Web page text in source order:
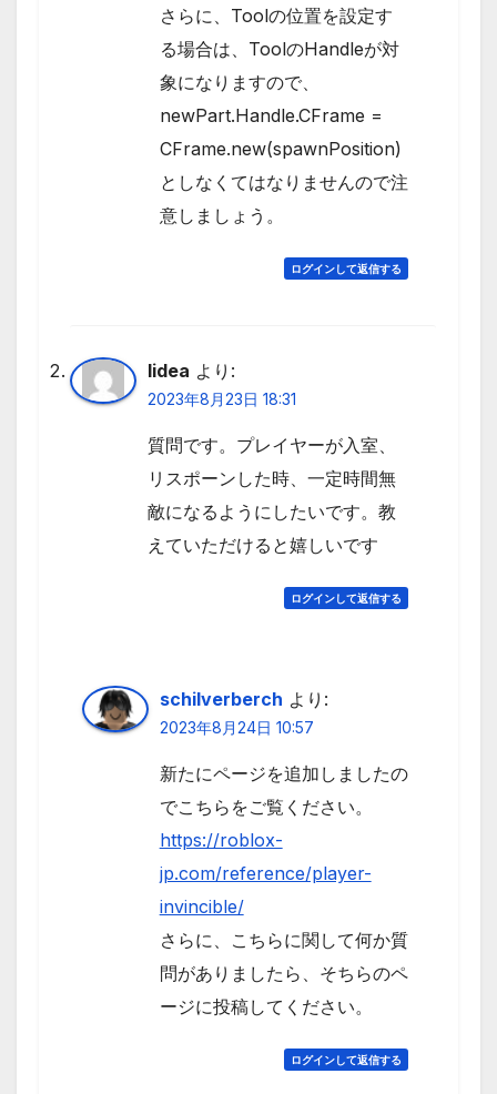
さらに、Toolの位置を設定す
る場合は、ToolのHandleが対
象になりますので、
newPart.Handle.CFrame =
CFrame.new(spawnPosition)
としなくてはなりませんので注
意しましょう。
ログインして返信する
lidea より:
2023年8月23日 18:31
質問です。プレイヤーが入室、
リスポーンした時、一定時間無
敵になるようにしたいです。教
えていただけると嬉しいです
ログインして返信する
schilverberch より:
2023年8月24日 10:57
新たにページを追加しましたの
でこちらをご覧ください。
https://roblox-
jp.com/reference/player-
invincible/
さらに、こちらに関して何か質
問がありましたら、そちらのペ
ージに投稿してください。
ログインして返信する